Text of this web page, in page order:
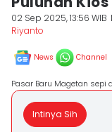
02 Sep 2025, 13:56 WIB
Riyanto
News Channel
Pasar Baru Magetan sepi
Intinya Sih